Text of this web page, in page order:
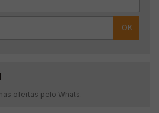
OK
ofertas pelo Whats.